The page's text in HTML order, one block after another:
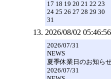
17 18 19 20 21 22 23
24 25 26 27 28 29 30
31
2026/08/02 05:46:56
2026/07/31
NEWS
夏季休業日のお知ら
2026/07/31